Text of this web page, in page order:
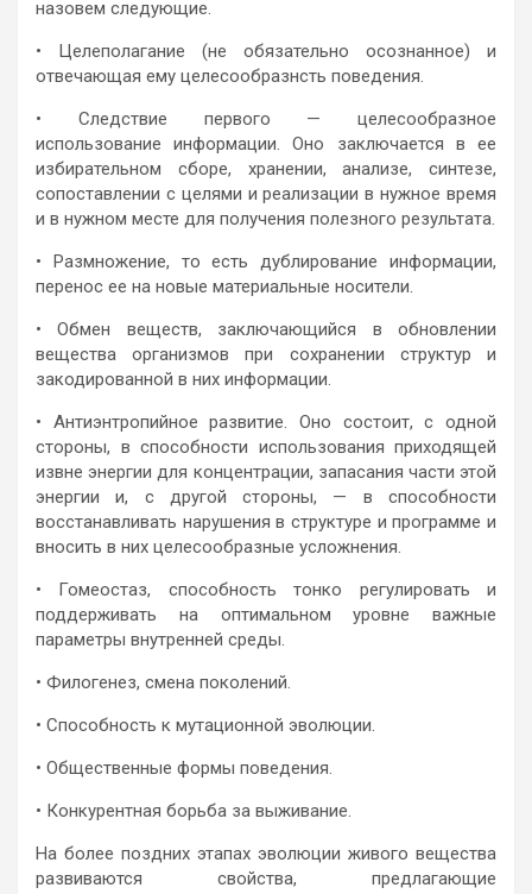
назовем следующие.
• Целеполагание (не обязательно осознанное) и
отвечающая ему целесообразнсть поведения.
• Следствие первого — целесообразное
использование информации. Оно заключается в ее
избирательном сборе, хранении, анализе, синтезе,
сопоставлении с целями и реализации в нужное время
и в нужном месте для получения полезного результата.
• Размножение, то есть дублирование информации,
перенос ее на новые материальные носители.
• Обмен веществ, заключающийся в обновлении
вещества организмов при сохранении структур и
закодированной в них информации.
• Антиэнтропийное развитие. Оно состоит, с одной
стороны, в способности использования приходящей
извне энергии для концентрации, запасания части этой
энергии и, с другой стороны, — в способности
восстанавливать нарушения в структуре и программе и
вносить в них целесообразные усложнения.
• Гомеостаз, способность тонко регулировать и
поддерживать на оптимальном уровне важные
параметры внутренней среды.
• Филогенез, смена поколений.
• Способность к мутационной эволюции.
• Общественные формы поведения.
• Конкурентная борьба за выживание.
На более поздних этапах эволюции живого вещества
развиваются свойства, предлагающие